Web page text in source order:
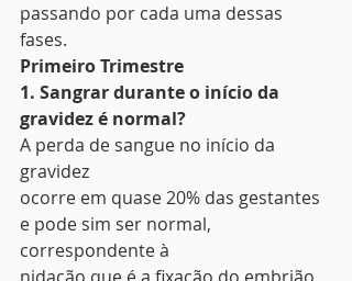
passando por cada uma dessas
fases.
Primeiro Trimestre
1. Sangrar durante o início da
gravidez é normal?
A perda de sangue no início da
gravidez
ocorre em quase 20% das gestantes
e pode sim ser normal,
correspondente à